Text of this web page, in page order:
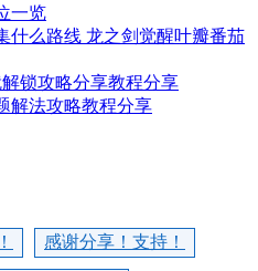
一览
什么路线 龙之剑觉醒叶瓣番茄
锁攻略分享教程分享
解法攻略教程分享
感谢分享！支持！